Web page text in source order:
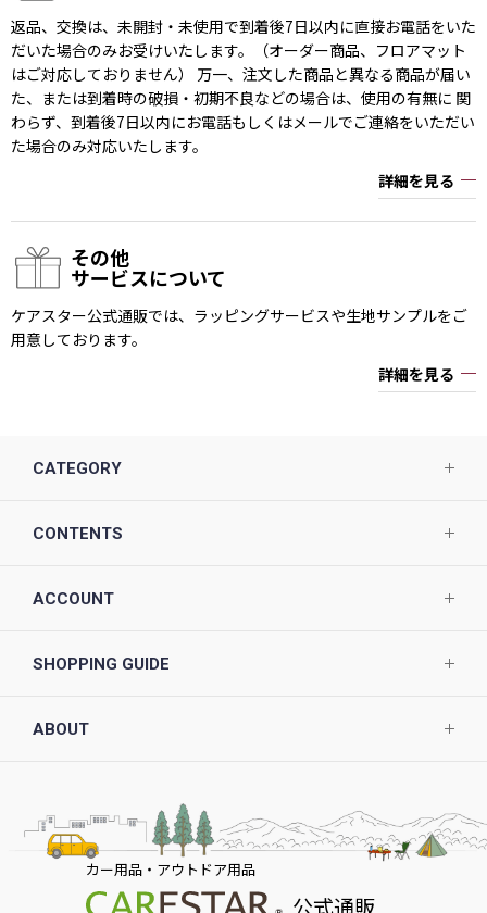
返品、交換は、未開封・未使用で到着後7日以内に直接お電話をいた
だいた場合のみお受けいたします。（オーダー商品、フロアマット
はご対応しておりません） 万一、注文した商品と異なる商品が届い
た、または到着時の破損・初期不良などの場合は、使用の有無に 関
わらず、到着後7日以内にお電話もしくはメールでご連絡をいただい
た場合のみ対応いたします。
詳細を見る
その他
サービスについて
ケアスター公式通販では、ラッピングサービスや生地サンプルをご
用意しております。
詳細を見る
CATEGORY
CONTENTS
ACCOUNT
SHOPPING GUIDE
ABOUT
カー用品・アウトドア用品
公式通販